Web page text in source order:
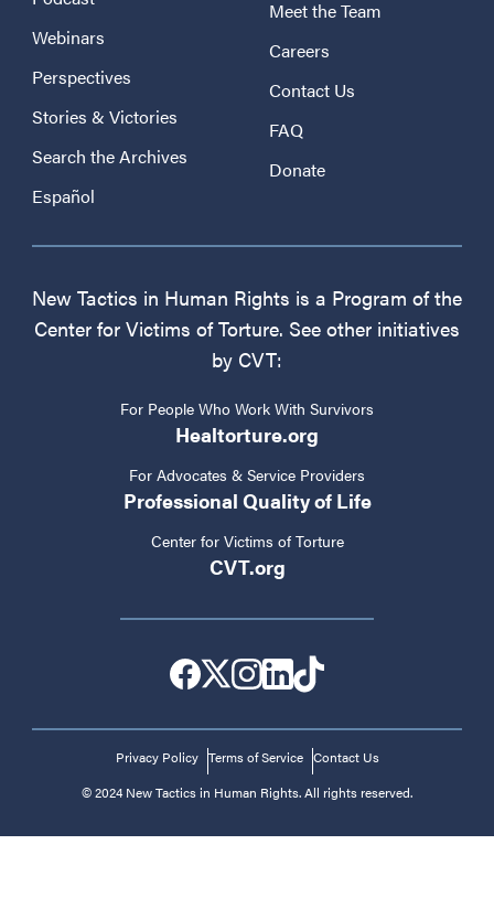
Webinars
Perspectives
Stories & Victories
Search the Archives
Español
Meet the Team
Careers
Contact Us
FAQ
Donate
New Tactics in Human Rights is a Program of the
Center for Victims of Torture. See other initiatives
by CVT:
For People Who Work With Survivors
Healtorture.org
For Advocates & Service Providers
Professional Quality of Life
Center for Victims of Torture
CVT.org
Privacy Policy Terms of Service Contact Us
© 2024 New Tactics in Human Rights. All rights reserved.